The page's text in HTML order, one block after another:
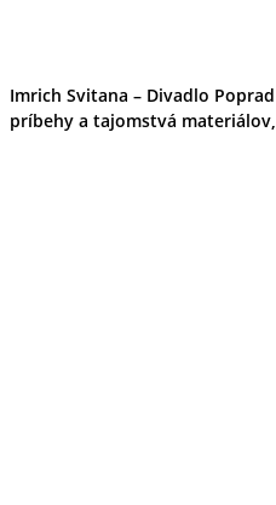
Imrich Svitana – Divadlo
príbehy a tajomstvá